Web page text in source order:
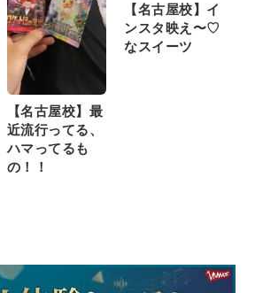
【名古屋校】最
近流行ってる、
ハマってるも
の！！
【名古屋校】イ
ンスタ映え〜♡
なスイーツ